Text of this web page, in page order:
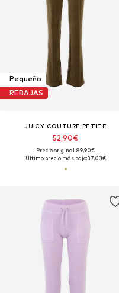
Pequeño
REBAJAS
JUICY COUTURE PETITE
52,90€
Precio original: 89,90€
Último precio más bajo:37,03€